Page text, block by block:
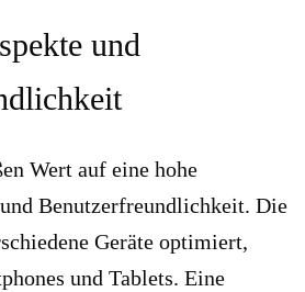
und
Wert auf eine hohe
Benutzerfreundlichkeit. Die
Geräte optimiert,
und Tablets. Eine